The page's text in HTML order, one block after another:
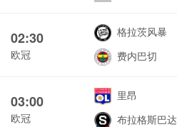
02:30
欧冠
格拉茨风暴
费内巴切
03:00
欧冠
里昂
布拉格斯巴达